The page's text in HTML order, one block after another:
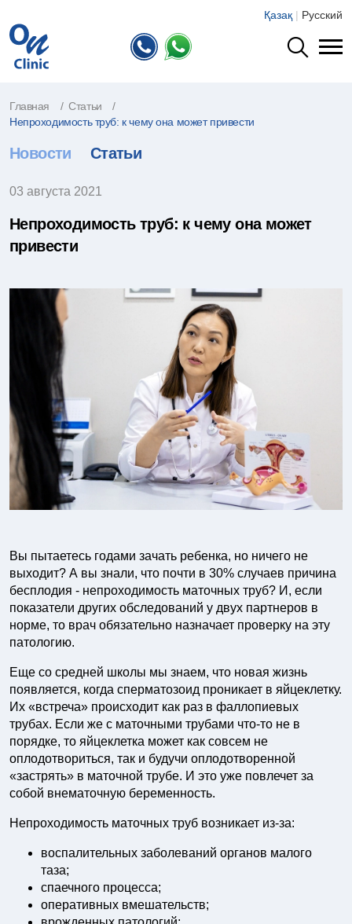
Қазақ | Русский
Главная
Статьи
Непроходимость труб: к чему она может привести
Новости Статьи
03 августа 2021
Непроходимость труб: к чему она может
привести
Вы пытаетесь годами зачать ребенка, но ничего не
выходит? А вы знали, что почти в 30% случаев причина
бесплодия - непроходимость маточных труб? И, если
показатели других обследований у двух партнеров в
норме, то врач обязательно назначает проверку на эту
патологию.
Еще со средней школы мы знаем, что новая жизнь
появляется, когда сперматозоид проникает в яйцеклетку.
Их «встреча» происходит как раз в фаллопиевых
трубах. Если же с маточными трубами что-то не в
порядке, то яйцеклетка может как совсем не
оплодотвориться, так и будучи оплодотворенной
«застрять» в маточной трубе. И это уже повлечет за
собой внематочную беременность.
Непроходимость маточных труб возникает из-за:
воспалительных заболеваний органов малого
таза;
спаечного процесса;
оперативных вмешательств;